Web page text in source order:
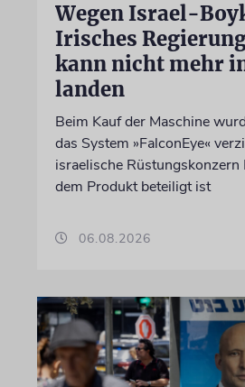
Wegen Israel-
Irisches
kann nicht mehr
landen
Beim Kauf der Maschine
das System »FalconEye«
israelische Rüstungskonzern
dem Produkt beteiligt ist
06.08.2026